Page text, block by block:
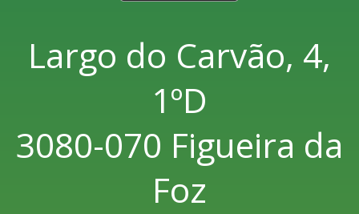
Largo do Carvão, 4,
1ºD
3080-070 Figueira da
Foz